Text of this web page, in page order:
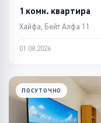
1 комн. квартира
Хайфа, Бейт Алфа 11
01.08.2026
ПОСУТОЧНО